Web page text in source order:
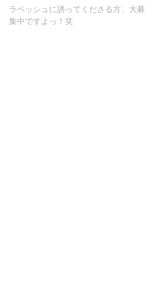
ラペッシュに誘ってくださる方、大募
集中ですよっ！笑